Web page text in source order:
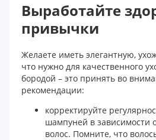
Выработайте
привычки
Желаете иметь элегантную,
что нужно для качественного
бородой – это принять во
рекомендации:
корректируйте
шампуней в зависимости
волос. Помните, что